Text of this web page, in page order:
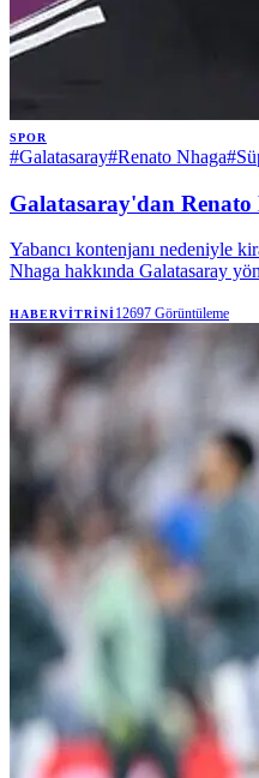
SPOR
#Galatasaray#Renato Nhaga#
Galatasaray'dan Renato
Yabancı kontenjanı nedeniyle
Nhaga hakkında Galatasaray
HABERVITRINI12697 Görüntüleme